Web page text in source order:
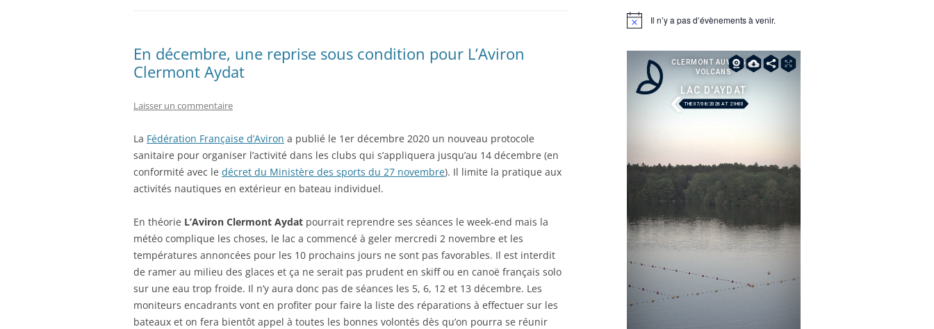
En décembre, une reprise sous condition pour L’Aviron
Clermont Aydat
Laisser un commentaire
La Fédération Française d’Aviron a publié le 1er décembre 2020 un nouveau protocole
sanitaire pour organiser l’activité dans les clubs qui s’appliquera jusqu’au 14 décembre (en
conformité avec le décret du Ministère des sports du 27 novembre). Il limite la pratique aux
activités nautiques en extérieur en bateau individuel.
En théorie L’Aviron Clermont Aydat pourrait reprendre ses séances le week-end mais la
météo complique les choses, le lac a commencé à geler mercredi 2 novembre et les
températures annoncées pour les 10 prochains jours ne sont pas favorables. Il est interdit
de ramer au milieu des glaces et ça ne serait pas prudent en skiff ou en canoë français solo
sur une eau trop froide. Il n’y aura donc pas de séances les 5, 6, 12 et 13 décembre. Les
moniteurs encadrants vont en profiter pour faire la liste des réparations à effectuer sur les
bateaux et on fera bientôt appel à toutes les bonnes volontés dès qu’on pourra se réunir
Notice Il n’y a pas d’évènements à venir.